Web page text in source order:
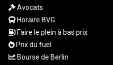
NPR
175.441455
OMR 0.444252
PAB 1.152294
PEN 3.902292
Avocats
Horaire BVG
Faire le plein à bas prix
Prix du fuel
Bourse de Berlin